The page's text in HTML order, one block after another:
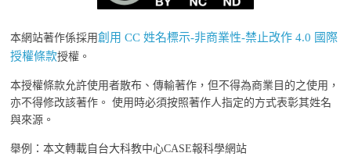
本網站著作係採用創用 CC 姓名標示-非商業性-禁止改作 4.0 國際
授權條款授權。
本授權條款允許使用者散布、傳輸著作，但不得為商業目的之使用，
亦不得修改該著作。 使用時必須按照著作人指定的方式表彰其姓名
與來源。
舉例：本文轉載自台大科教中心CASE報科學網站